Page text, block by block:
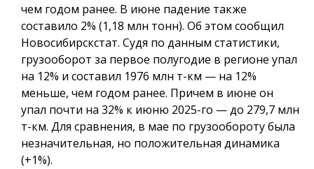
чем годом ранее. В июне падение также
составило 2% (1,18 млн тонн). Об этом сообщил
Новосибирскстат. Судя по данным статистики,
грузооборот за первое полугодие в регионе упал
на 12% и составил 1976 млн т-км — на 12%
меньше, чем годом ранее. Причем в июне он
упал почти на 32% к июню 2025-го — до 279,7 млн
т-км. Для сравнения, в мае по грузообороту была
незначительная, но положительная динамика
(+1%).